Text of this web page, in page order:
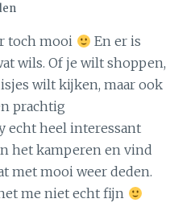
toch mooi
En er is
wils. Of je wilt shoppen,
wilt kijken, maar ook
prachtig
echt heel interessant
het kamperen en vind
met mooi weer deden.
me niet echt fijn